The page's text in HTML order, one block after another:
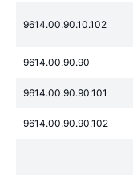
9614.00.90.10.102
9614.00.90.90
9614.00.90.90.101
9614.00.90.90.102